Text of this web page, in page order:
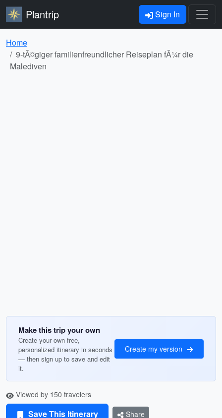
Plantrip Sign In
Home
9-tÃ¤giger familienfreundlicher Reiseplan fÃ¼r die
Malediven
Make this trip your own
Create your own free,
personalized itinerary in seconds
— then sign up to save and edit
it.
Create my version
Viewed by 150 travelers
Save This Itinerary Share